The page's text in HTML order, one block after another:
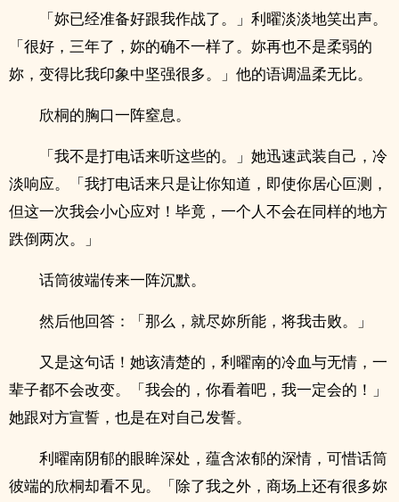
「妳已经准备好跟我作战了。」利曜淡淡地笑出声。
「很好，三年了，妳的确不一样了。妳再也不是柔弱的
妳，变得比我印象中坚强很多。」他的语调温柔无比。
欣桐的胸口一阵窒息。
「我不是打电话来听这些的。」她迅速武装自己，冷
淡响应。「我打电话来只是让你知道，即使你居心叵测，
但这一次我会小心应对！毕竟，一个人不会在同样的地方
跌倒两次。」
话筒彼端传来一阵沉默。
然后他回答：「那么，就尽妳所能，将我击败。」
又是这句话！她该清楚的，利曜南的冷血与无情，一
辈子都不会改变。「我会的，你看着吧，我一定会的！」
她跟对方宣誓，也是在对自己发誓。
利曜南阴郁的眼眸深处，蕴含浓郁的深情，可惜话筒
彼端的欣桐却看不见。「除了我之外，商场上还有很多妳